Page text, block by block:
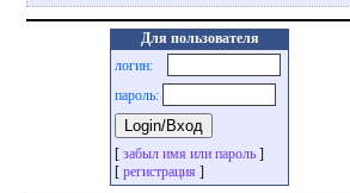
Для пользователя
логин:
пароль:
[ забыл имя или пароль ]
[ регистрация ]